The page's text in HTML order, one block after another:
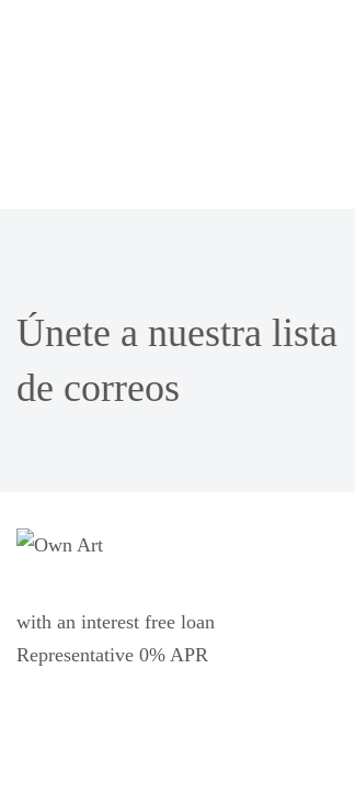
Únete a nuestra lista
de correos
with an interest free loan
Representative 0% APR